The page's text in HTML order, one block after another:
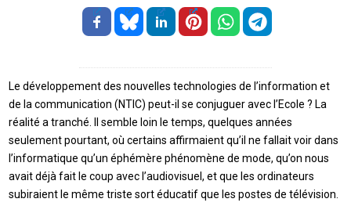
Le développement des nouvelles technologies de l’information et
de la communication (NTIC) peut-il se conjuguer avec l’Ecole ? La
réalité a tranché. Il semble loin le temps, quelques années
seulement pourtant, où certains affirmaient qu’il ne fallait voir dans
l’informatique qu’un éphémère phénomène de mode, qu’on nous
avait déjà fait le coup avec l’audiovisuel, et que les ordinateurs
subiraient le même triste sort éducatif que les postes de télévision.